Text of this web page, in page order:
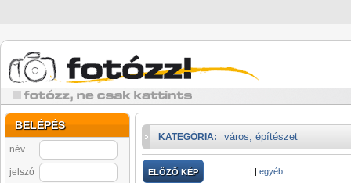
BELÉPÉS
név
jelszó
KATEGÓRIA: város, építészet
ELŐZŐ KÉP | | egyéb